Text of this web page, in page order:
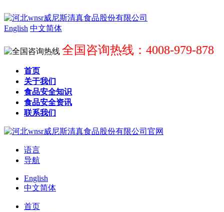
English 中文简体
全国咨询热线：4008-979-878
首页
关于我们
食品安全知识
食品安全资讯
联系我们
语言
导航
English
中文简体
首页